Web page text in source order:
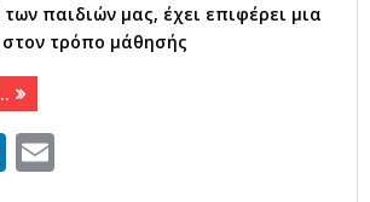
παιδιών μας, έχει επιφέρει μια
τρόπο μάθησής
Li